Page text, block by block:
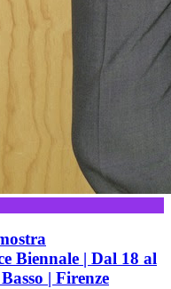
Biennale | Dal 18 al
| Firenze